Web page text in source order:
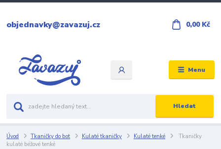
Menu
Hledat
objednavky@zavazuj.cz 0,00 Kč
Úvod Tkaničky do bot Kulaté tkaničky Kulaté tenké
Tkaničky
kulaté béžové tenké